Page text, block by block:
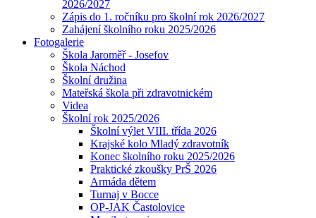
2026/2027
Zápis do 1. ročníku pro školní rok 2026/2027
Zahájení školního roku 2025/2026
Fotogalerie
Škola Jaroměř - Josefov
Škola Náchod
Školní družina
Mateřská škola při zdravotnickém
Videa
Školní rok 2025/2026
Školní výlet VIII. třída 2026
Krajské kolo Mladý zdravotník
Konec školního roku 2025/2026
Praktické zkoušky PrŠ 2026
Armáda dětem
Turnaj v Bocce
OP-JAK Častolovice